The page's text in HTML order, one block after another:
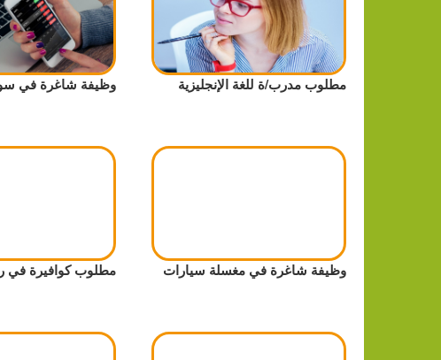
مطلوب مدرب/ة للغة الإنجليزية وظيفة شاغرة في
وظيفة شاغرة في مغسلة سيارات مطلوب كوافيرة في